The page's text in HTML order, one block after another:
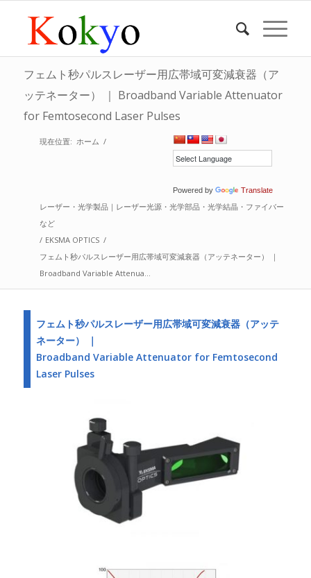
フェムト秒パルスレーザー用広帯域可変減衰器（ア
ッテネーター） ｜ Broadband Variable Attenuator
for Femtosecond Laser Pulses
Powered by Translate
現在位置: ホーム /
レーザー・光学製品｜レーザー光源・光学部品・光学結晶・ファイバー
など
/ EKSMA OPTICS /
フェムト秒パルスレーザー用広帯域可変減衰器（アッテネーター） ｜
Broadband Variable Attenua...
フェムト秒パルスレーザー用広帯域可変減衰器（アッテ
ネーター） ｜
Broadband Variable Attenuator for Femtosecond
Laser Pulses